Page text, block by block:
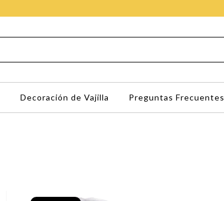
Decoración de Vajilla Preguntas Frecuentes